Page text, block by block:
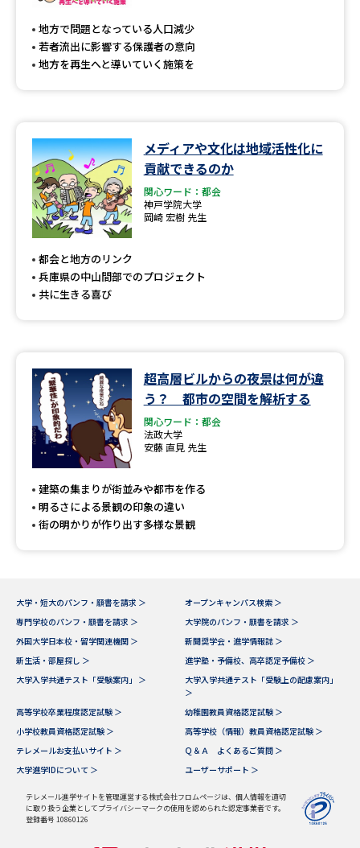
大学研究
大学で学べる内容や特徴を調べる
データサイエンス特集 奨学金・特待生制度特集
デジタルパンフレット 進路の３択
新学年スタート号特集ページ
（高3生用）
SELFBRAND特集ページ
オープンキャンパス検索 実施プログラムから探す
来場型・Web型イベント特集 夢ナビライブ
受験準備
先輩が入学を決めた理由 テレメール全国一斉進学調査
新生活お役立ちガイド
学問発見 学問検索
大学で学びたい学問発見
地方で問題となっている人口減少
若者流出に影響する保護者の意向
地方を再生へと導いていく施策を
メディアや文化は地域活性化に
貢献できるのか
関心ワード：都会
神戸学院大学
岡崎 宏樹 先生
都会と地方のリンク
兵庫県の中山間部でのプロジェクト
共に生きる喜び
超高層ビルからの夜景は何が違
う？ 都市の空間を解析する
関心ワード：都会
法政大学
安藤 直見 先生
建築の集まりが街並みや都市を作る
明るさによる景観の印象の違い
街の明かりが作り出す多様な景観
大学・短大のパンフ・願書を請求 ＞
オープンキャンパス検索 ＞
専門学校のパンフ・願書を請求 ＞
大学院のパンフ・願書を請求 ＞
外国大学日本校・留学関連機関 ＞
新聞奨学会・進学情報誌 ＞
新生活・部屋探し ＞
進学塾・予備校、高卒認定予備校 ＞
大学入学共通テスト「受験案内」 ＞
大学入学共通テスト「受験上の配慮案内」
＞
高等学校卒業程度認定試験 ＞
幼稚園教員資格認定試験 ＞
小学校教員資格認定試験 ＞
高等学校（情報）教員資格認定試験 ＞
テレメールお支払いサイト ＞
Ｑ＆Ａ よくあるご質問 ＞
大学進学IDについて ＞
ユーザーサポート ＞
テレメール進学サイトを管理運営する株式会社フロムページは、個人情報を適切
に取り扱う企業としてプライバシーマークの使用を認められた認定事業者です。
登録番号 10860126